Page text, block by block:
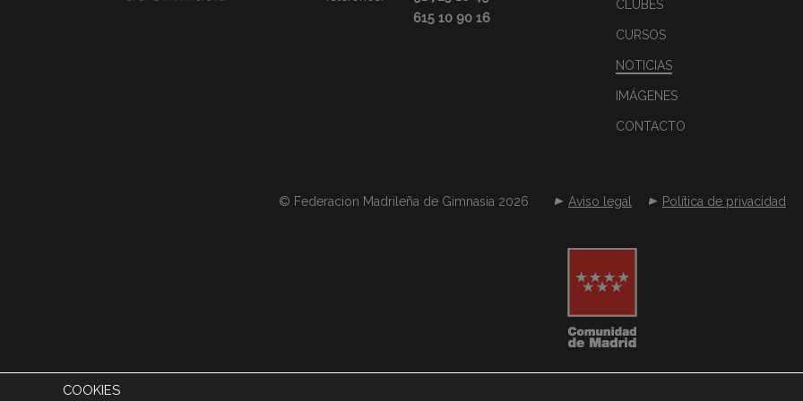
615 10 90 16
CLUBES
CURSOS
NOTICIAS
IMÁGENES
CONTACTO
© Federacion Madrileña de Gimnasia 2026 Aviso legal Política de privacidad
COOKIES